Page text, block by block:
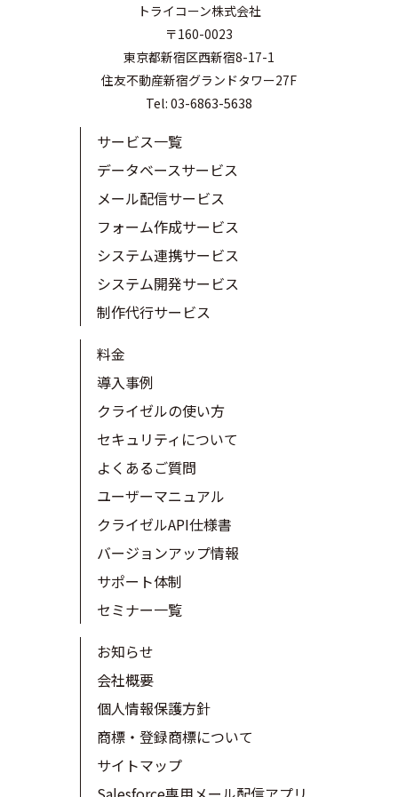
トライコーン株式会社
〒160-0023
東京都新宿区西新宿8-17-1
住友不動産新宿グランドタワー27F
Tel: 03-6863-5638
サービス一覧
データベースサービス
メール配信サービス
フォーム作成サービス
システム連携サービス
システム開発サービス
制作代行サービス
料金
導入事例
クライゼルの使い方
セキュリティについて
よくあるご質問
ユーザーマニュアル
クライゼルAPI仕様書
バージョンアップ情報
サポート体制
セミナー一覧
お知らせ
会社概要
個人情報保護方針
商標・登録商標について
サイトマップ